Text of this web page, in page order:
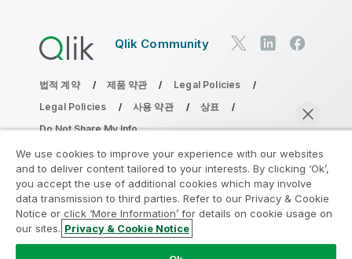
Qlik Community
법적 계약 제품 약관
Legal Policies
Legal Policies
사용 약관
상표
Do Not Share My Info
Copyright © 1993-2026 QlikTech International AB. 무단 전재
및 복제를 금합니다.
분석 현대화 프로그램에 참여
분석 현대화 프로그램으로 귀중한 QlikView 앱을 손상시키지
We use cookies to improve your experience with our websites
and to deliver content tailored to your interests. By clicking ‘Ok’,
you accept the use of additional cookies which may involve
data transmission to third parties. Refer to our Privacy & Cookie
Notice or click ‘More Information’ for details on cookie usage on
our sites. Privacy & Cookie Notice